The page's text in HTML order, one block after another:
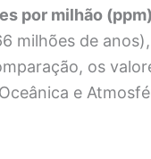
por milhão (ppm)
milhões de
os
e